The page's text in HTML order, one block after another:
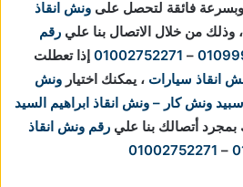
وبسرعة فائقة لتحصل على ونش انقاذ
من خلال الاتصال بنا علي رقم
–
01002752271 إذا تعطلت
انقاذ سيارات ، يمكنك اختيار ونش
سبيد ونش كار – ونش انقاذ ابراهيم السيد
بمجرد أتصالك بنا علي رقم ونش انقاذ
–
01002752271